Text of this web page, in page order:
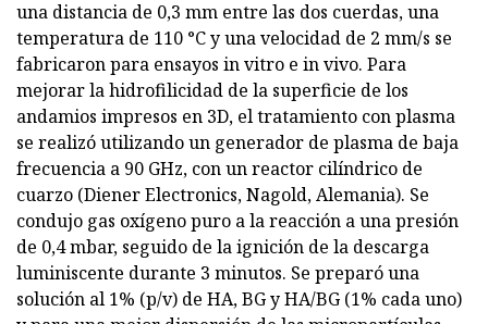
una distancia de 0,3 mm entre las dos cuerdas, una
temperatura de 110 °C y una velocidad de 2 mm/s se
fabricaron para ensayos in vitro e in vivo. Para
mejorar la hidrofilicidad de la superficie de los
andamios impresos en 3D, el tratamiento con plasma
se realizó utilizando un generador de plasma de baja
frecuencia a 90 GHz, con un reactor cilíndrico de
cuarzo (Diener Electronics, Nagold, Alemania). Se
condujo gas oxígeno puro a la reacción a una presión
de 0,4 mbar, seguido de la ignición de la descarga
luminiscente durante 3 minutos. Se preparó una
solución al 1% (p/v) de HA, BG y HA/BG (1% cada uno)